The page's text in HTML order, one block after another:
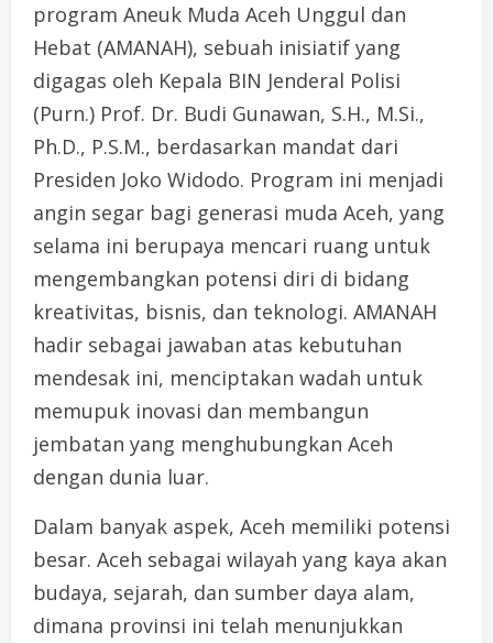
program Aneuk Muda Aceh Unggul dan
Hebat (AMANAH), sebuah inisiatif yang
digagas oleh Kepala BIN Jenderal Polisi
(Purn.) Prof. Dr. Budi Gunawan, S.H., M.Si.,
Ph.D., P.S.M., berdasarkan mandat dari
Presiden Joko Widodo. Program ini menjadi
angin segar bagi generasi muda Aceh, yang
selama ini berupaya mencari ruang untuk
mengembangkan potensi diri di bidang
kreativitas, bisnis, dan teknologi. AMANAH
hadir sebagai jawaban atas kebutuhan
mendesak ini, menciptakan wadah untuk
memupuk inovasi dan membangun
jembatan yang menghubungkan Aceh
dengan dunia luar.
Dalam banyak aspek, Aceh memiliki potensi
besar. Aceh sebagai wilayah yang kaya akan
budaya, sejarah, dan sumber daya alam,
dimana provinsi ini telah menunjukkan